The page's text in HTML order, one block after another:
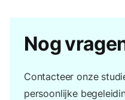
Nog
Contacteer onze
persoonlijke